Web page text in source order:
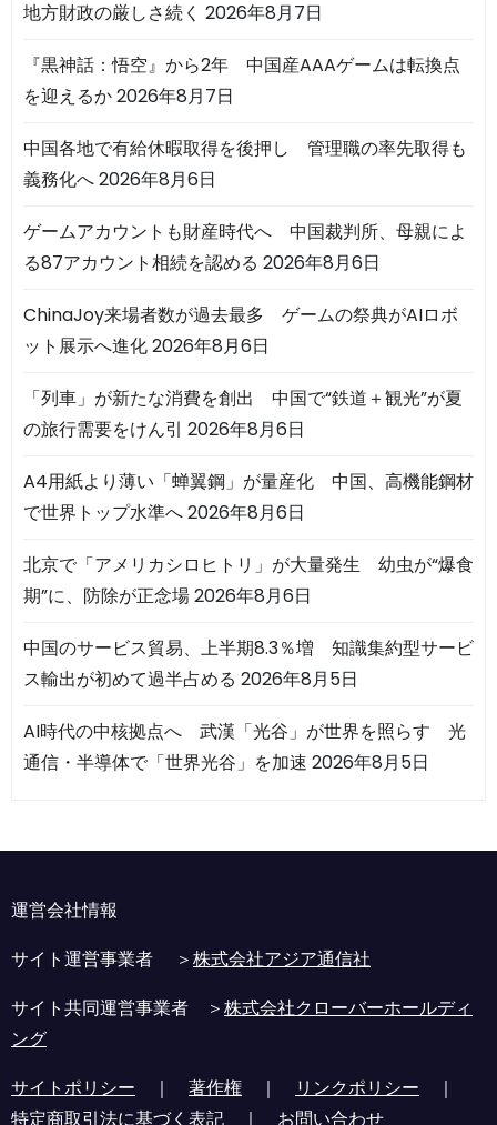
地方財政の厳しさ続く 2026年8月7日
『黒神話：悟空』から2年 中国産AAAゲームは転換点
を迎えるか2026年8月7日
中国各地で有給休暇取得を後押し 管理職の率先取得も
義務化へ2026年8月6日
ゲームアカウントも財産時代へ 中国裁判所、母親によ
る87アカウント相続を認める 2026年8月6日
ChinaJoy来場者数が過去最多 ゲームの祭典がAIロボ
ット展示へ進化2026年8月6日
「列車」が新たな消費を創出 中国で“鉄道＋観光”が夏
の旅行需要をけん引 2026年8月6日
A4用紙より薄い「蝉翼鋼」が量産化 中国、高機能鋼材
で世界トップ水準へ2026年8月6日
北京で「アメリカシロヒトリ」が大量発生 幼虫が“爆食
期”に、防除が正念場2026年8月6日
中国のサービス貿易、上半期8.3％増 知識集約型サービ
ス輸出が初めて過半占める 2026年8月5日
AI時代の中核拠点へ 武漢「光谷」が世界を照らす 光
通信・半導体で「世界光谷」を加速 2026年8月5日
運営会社情報
サイト運営事業者 ＞株式会社アジア通信社
サイト共同運営事業者 ＞株式会社クローバーホールディ
ング
サイトポリシー ｜ 著作権 ｜ リンクポリシー ｜
特定商取引法に基づく表記 ｜ お問い合わせ